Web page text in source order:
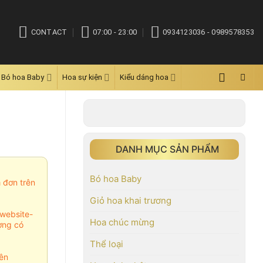
CONTACT 07:00 - 23:00 0934123036 - 0989578353
Bó hoa Baby Hoa sự kiện Kiểu dáng hoa
DANH MỤC SẢN PHẨM
Bó hoa Baby
Giỏ hoa khai trương
Hoa chúc mừng
Thể loại
đơn trên
có